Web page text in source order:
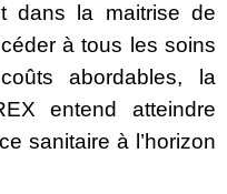
dans la maitrise de
à tous les soins
abordables, la
entend atteindre
sanitaire à l’horizon